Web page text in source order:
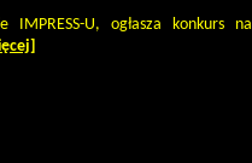
U, ogłasza konkurs na